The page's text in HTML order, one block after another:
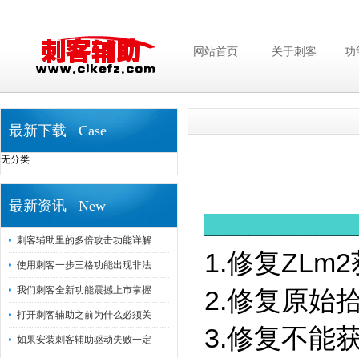
网站首页 关于刺客 功
最新下载 Case
无分类
最新资讯 New
刺客辅助里的多倍攻击功能详解
使用刺客一步三格功能出现非法
我们刺客全新功能震撼上市掌握
打开刺客辅助之前为什么必须关
如果安装刺客辅助驱动失败一定
1.修复
2.修复原始
3.修复不能